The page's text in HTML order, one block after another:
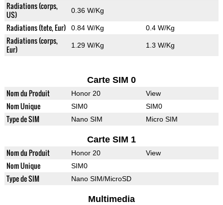
Radiations (corps,
US)
0.36 W/Kg
Radiations (tete, Eur) 0.84 W/Kg 0.4 W/Kg
Radiations (corps,
Eur)
1.29 W/Kg 1.3 W/Kg
Carte SIM 0
Nom du Produit Honor 20 View
Nom Unique SIM0 SIM0
Type de SIM Nano SIM Micro SIM
Carte SIM 1
Nom du Produit Honor 20 View
Nom Unique SIM0
Type de SIM Nano SIM/MicroSD
Multimedia